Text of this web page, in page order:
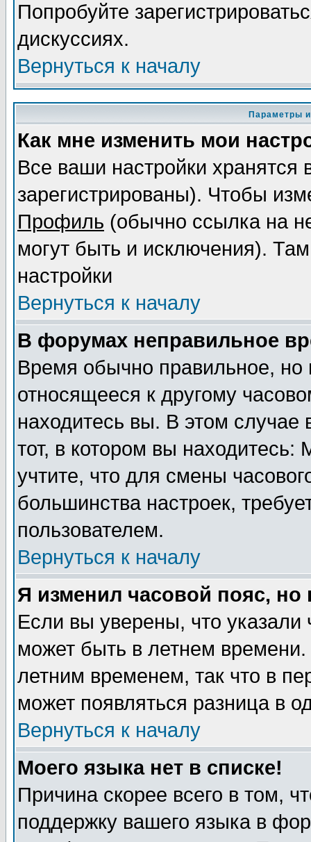
Попробуйте
дискуссиях.
Вернуться к началу
Параметры
Как мне изменить мои
Все ваши настройки
зарегистрированы). Чтобы
Профиль (обычно ссылка на
могут быть и исключения).
настройки
Вернуться к началу
В форумах неправильное
Время обычно правильное,
относящееся к другому
находитесь вы. В этом
тот, в котором вы
учтите, что для смены
большинства настроек,
пользователем.
Вернуться к началу
Я изменил часовой пояс,
Если вы уверены, что указали
может быть в летнем
летним временем, так что в
может появляться разница в
Вернуться к началу
Моего языка нет в списке!
Причина скорее всего в том,
поддержку вашего языка в